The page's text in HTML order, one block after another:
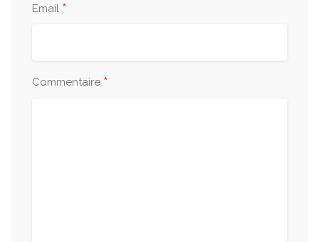
Email *
Commentaire *